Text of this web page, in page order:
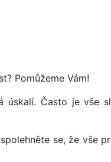
Pomůžeme Vám!
úskalí. Často je vše
se, že vše